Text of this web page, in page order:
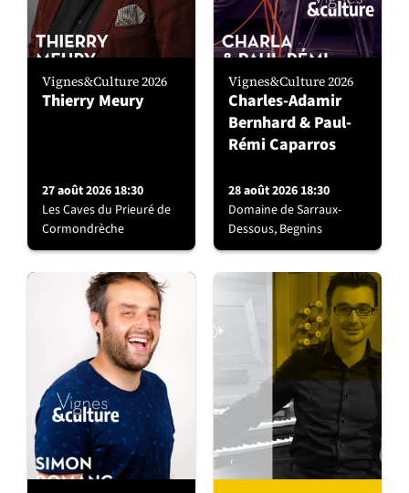
Vignes&Culture 2026
Thierry Meury
27 août 2026 18:30
Les Caves du Prieuré de
Cormondrèche
Vignes&Culture 2026
Charles-Adamir
Bernhard & Paul-
Rémi Caparros
28 août 2026 18:30
Domaine de Sarraux-
Dessous, Begnins